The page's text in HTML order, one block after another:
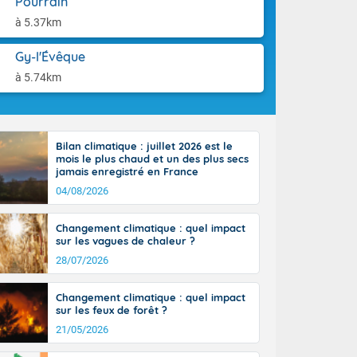
à 5.37km
Gy-l'Évêque
à 5.74km
ensoleillée,
une
le vent
tramontane
elles
et
sur le
Alpes à
terres et 20
Bilan climatique : juillet 2026 est le
mois le plus chaud et un des plus secs
jamais enregistré en France
04/08/2026
Changement climatique : quel impact
sur les vagues de chaleur ?
28/07/2026
Changement climatique : quel impact
sur les feux de forêt ?
21/05/2026